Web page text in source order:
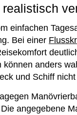
einfachen
Bei einer
anders
und Schiff
angegebene